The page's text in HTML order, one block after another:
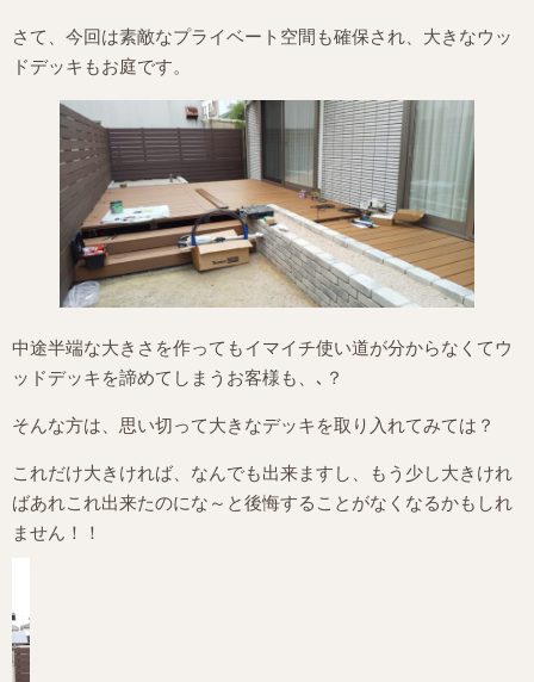
さて、今回は素敵なプライベート空間も確保され、大きなウッ
ドデッキもお庭です。
中途半端な大きさを作ってもイマイチ使い道が分からなくてウ
ッドデッキを諦めてしまうお客様も、､？
そんな方は、思い切って大きなデッキを取り入れてみては？
これだけ大きければ、なんでも出来ますし、もう少し大きけれ
ばあれこれ出来たのにな～と後悔することがなくなるかもしれ
ません！！